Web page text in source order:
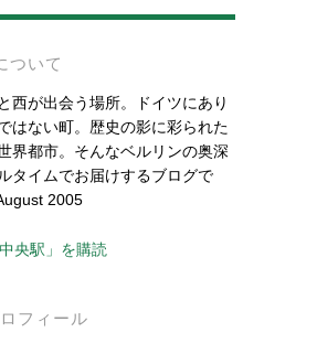
ついて
西が出会う場所。ドイツにあり
はない町。歴史の影に彩られた
界都市。そんなベルリンの奥深
タイムでお届けするブログで
2005
央駅」を購読
フィール